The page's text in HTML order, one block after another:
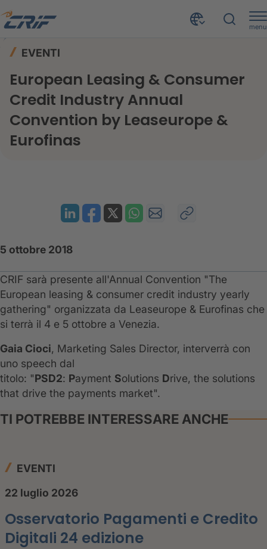
menu
EVENTI
European Leasing & Consumer
Credit Industry Annual
Convention by Leaseurope &
Eurofinas
5 ottobre 2018
CRIF sarà presente all'Annual Convention "The
European leasing & consumer credit industry yearly
gathering" organizzata da Leaseurope & Eurofinas che
si terrà il 4 e 5 ottobre a Venezia.
Gaia Cioci, Marketing Sales Director, interverrà con
uno speech dal
titolo: "PSD2: Payment Solutions Drive, the solutions
that drive the payments market".
TI POTREBBE INTERESSARE ANCHE
EVENTI
22 luglio 2026
Osservatorio Pagamenti e Credito
Digitali 24 edizione